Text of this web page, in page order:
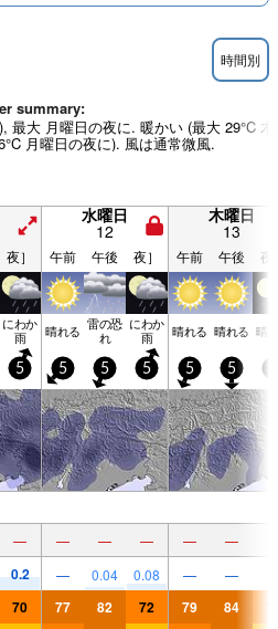
時間別
summary:
最大 月曜日の夜に. 暖かい (最大 29°C
月曜日の夜に). 風は通常微風.
水曜日
12
木曜日
13
夜］ 午前 午後 夜］ 午前 午後 夜
にわか
雨 晴れる 雷の恐
れ
にわか
雨 晴れる 晴れる 晴
5 5 5 5 5 5
— — — — — —
0.2 — 0.04 0.08 — —
70 77 82 72 79 84